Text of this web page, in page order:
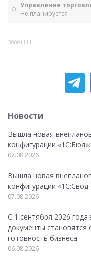
Управление
Не планируется
30001111
Новости
Вышла новая
конфигурации
07.08.2026
Вышла новая
конфигурации
07.08.2026
С 1 сентября 2026
документы
готовность бизнеса
06.08.2026